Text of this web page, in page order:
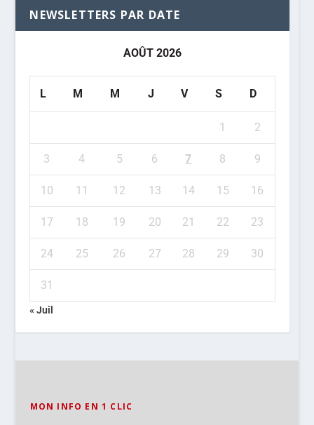
NEWSLETTERS PAR DATE
AOÛT 2026
L M M J V S D
1 2
3 4 5 6 7 8 9
10 11 12 13 14 15 16
17 18 19 20 21 22 23
24 25 26 27 28 29 30
31
« Juil
MON INFO EN 1 CLIC